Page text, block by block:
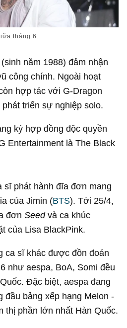
tháng 6.
năm 1988) đảm nhận
công chính. Ngoài hoạt
hợp tác với G-Dragon
triển sự nghiệp solo.
ký hợp đồng độc quyền
Entertainment là The Black
sĩ phát hành đĩa đơn mang
của Jimin (BTS). Tới 25/4,
đơnSeedvà ca khúc
của Lisa BlackPink.
ca sĩ khác được đồn đoán
như aespa, BoA, Somi đều
Đặc biệt, aespa đang
đầu bảng xếp hạng Melon -
thị phần lớn nhất Hàn Quốc.